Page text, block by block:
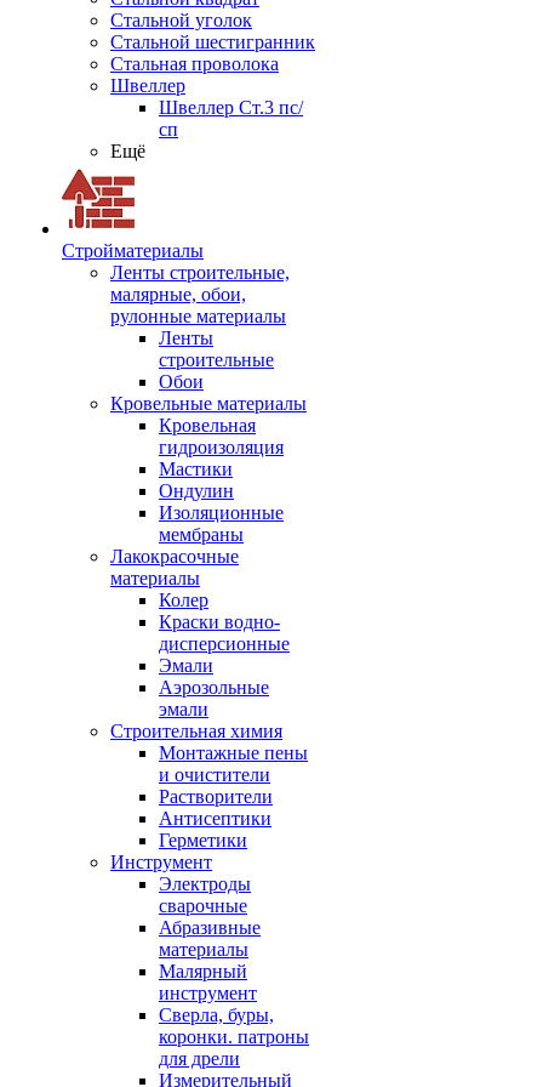
Стальной уголок
Стальной шестигранник
Стальная проволока
Швеллер
Швеллер Ст.3 пс/
сп
Ещё
Стройматериалы
Ленты строительные,
малярные, обои,
рулонные материалы
Ленты
строительные
Обои
Кровельные материалы
Кровельная
гидроизоляция
Мастики
Ондулин
Изоляционные
мембраны
Лакокрасочные
материалы
Колер
Краски водно-
дисперсионные
Эмали
Аэрозольные
эмали
Строительная химия
Монтажные пены
и очистители
Растворители
Антисептики
Герметики
Инструмент
Электроды
сварочные
Абразивные
материалы
Малярный
инструмент
Сверла, буры,
коронки. патроны
для дрели
Измерительный